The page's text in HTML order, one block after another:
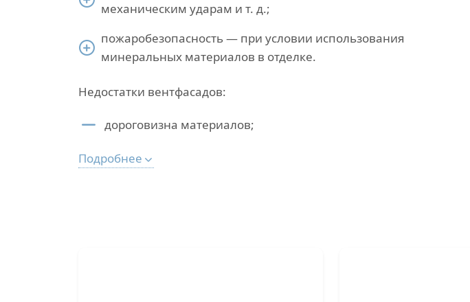
механическим ударам и т. д.;
пожаробезопасность — при условии использования
минеральных материалов в отделке.
Недостатки вентфасадов:
дороговизна материалов;
Подробнее